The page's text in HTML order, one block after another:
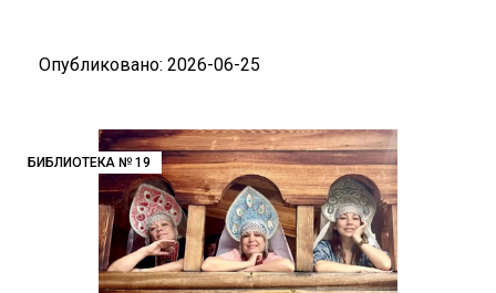
Опубликовано: 2026-06-25
БИБЛИОТЕКА № 19